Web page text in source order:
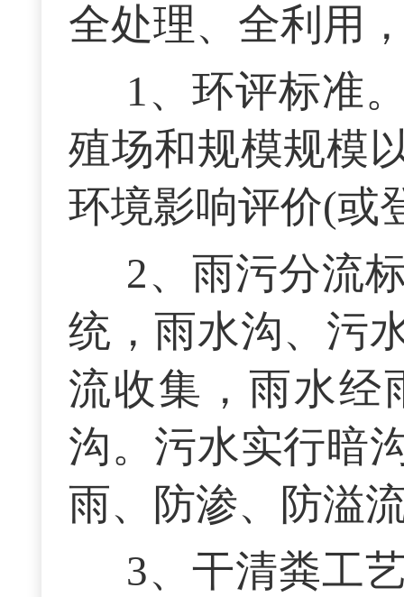
全处理、全利用
1、环评标准
殖场和规模规模
环境影响评价(或
2、雨污分流
统，雨水沟、污
流收集，雨水经
沟。污水实行暗
雨、防渗、防溢
3、干清粪工